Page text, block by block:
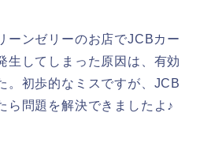
ーンゼリーのお店でJCBカー
生してしまった原因は、有効
。初歩的なミスですが、JCB
ら問題を解決できましたよ♪